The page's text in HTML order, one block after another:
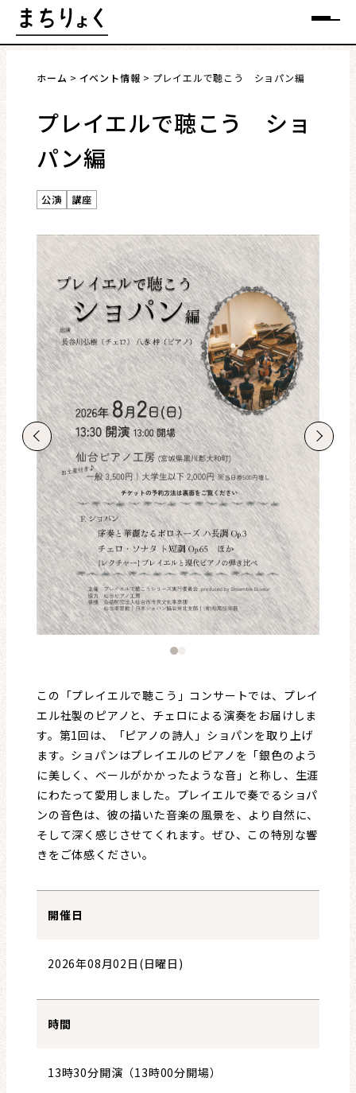
Skip
to
メニュー
特集
インタビュー
連載・コラム
レビュー・レコメンド
まちりょくについて
ホーム イベント情報 プレイエルで聴こう ショパン編
プレイエルで聴こう ショ
パン編
公演 講座
この「プレイエルで聴こう」コンサートでは、プレイ
エル社製のピアノと、チェロによる演奏をお届けしま
す。第1回は、「ピアノの詩人」ショパンを取り上げ
ます。ショパンはプレイエルのピアノを「銀色のよう
に美しく、ベールがかかったような音」と称し、生涯
にわたって愛用しました。プレイエルで奏でるショパ
ンの音色は、彼の描いた音楽の風景を、より自然に、
そして深く感じさせてくれます。ぜひ、この特別な響
きをご体感ください。
開催日
2026年08月02日(日曜日)
時間
13時30分開演（13時00分開場）